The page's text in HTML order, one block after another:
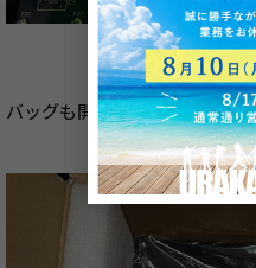
バッグも開封した形跡ないです